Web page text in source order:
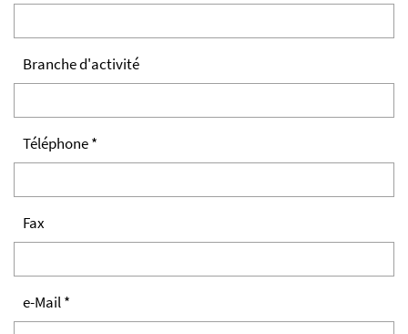
Branche d'activité
Téléphone *
Fax
e-Mail *